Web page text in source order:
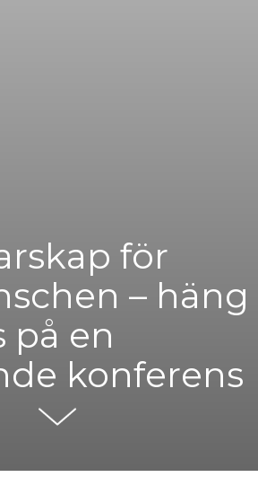
för
– häng
på en
konferens